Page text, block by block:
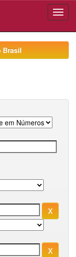
Brasil